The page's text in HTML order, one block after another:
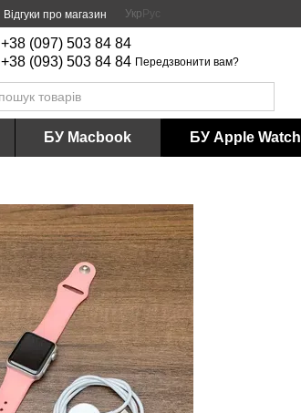
Відгуки про магазин Укр Рус
+38 (097) 503 84 84
+38 (093) 503 84 84 Передзвонити вам?
БУ Macbook БУ Apple Watch